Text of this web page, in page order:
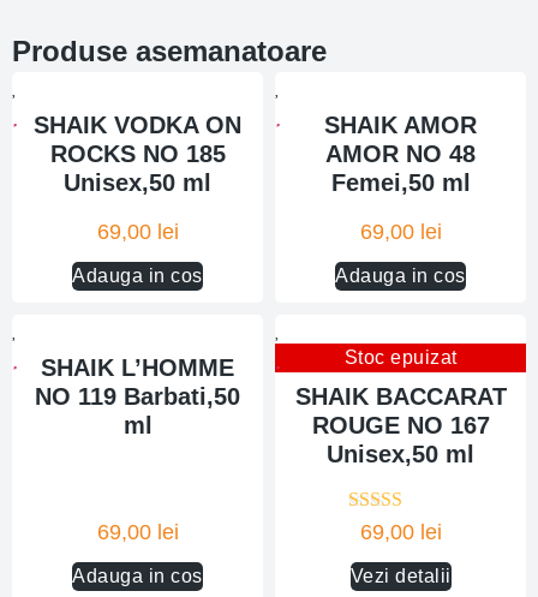
Produse asemanatoare
SHAIK VODKA ON
ROCKS NO 185
Unisex,50 ml
69,00 lei
Adauga in cos
SHAIK AMOR
AMOR NO 48
Femei,50 ml
69,00 lei
Adauga in cos
SHAIK L’HOMME
NO 119 Barbati,50
ml
69,00 lei
Adauga in cos
Stoc epuizat
SHAIK BACCARAT
ROUGE NO 167
Unisex,50 ml
69,00 lei
Vezi detalii
Evaluat la
din 5